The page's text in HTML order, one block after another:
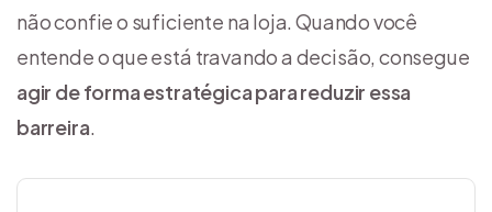
não confie o suficiente na loja. Quando você
entende o que está travando a decisão, consegue
agir de forma estratégica para reduzir essa
barreira